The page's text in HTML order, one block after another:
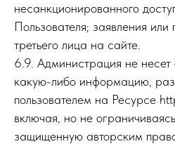
несанкционированного
Пользователя; заявления
третьего лица на сайте.
6.9. Администрация не несет
какую-либо информацию,
пользователем на Ресурсе
включая, но не
защищенную авторским